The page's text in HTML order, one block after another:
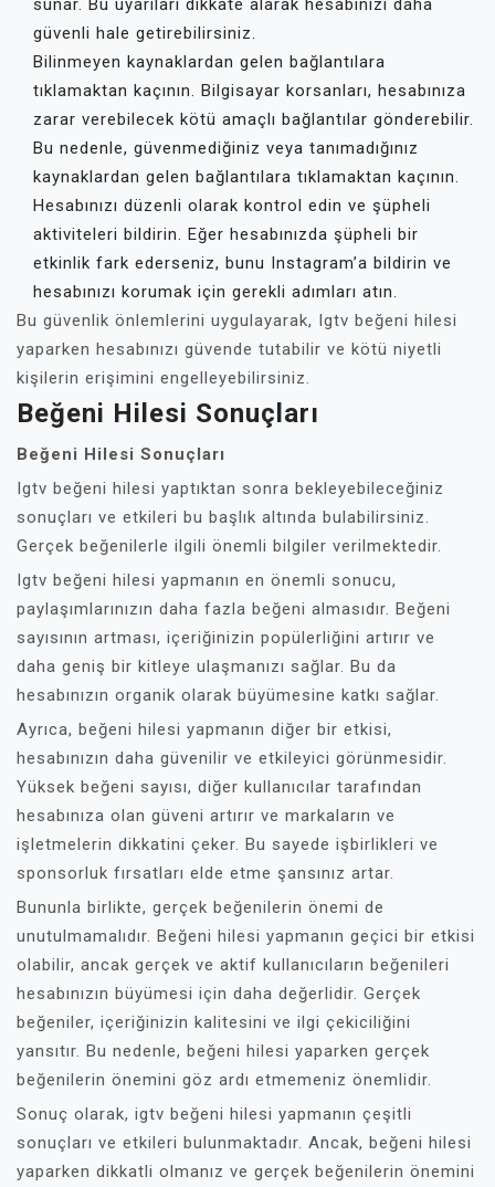
sunar. Bu uyarıları dikkate alarak hesabınızı daha
güvenli hale getirebilirsiniz.
Bilinmeyen kaynaklardan gelen bağlantılara
tıklamaktan kaçının. Bilgisayar korsanları, hesabınıza
zarar verebilecek kötü amaçlı bağlantılar gönderebilir.
Bu nedenle, güvenmediğiniz veya tanımadığınız
kaynaklardan gelen bağlantılara tıklamaktan kaçının.
Hesabınızı düzenli olarak kontrol edin ve şüpheli
aktiviteleri bildirin. Eğer hesabınızda şüpheli bir
etkinlik fark ederseniz, bunu Instagram’a bildirin ve
hesabınızı korumak için gerekli adımları atın.
Bu güvenlik önlemlerini uygulayarak, Igtv beğeni hilesi
yaparken hesabınızı güvende tutabilir ve kötü niyetli
kişilerin erişimini engelleyebilirsiniz.
Beğeni Hilesi Sonuçları
Beğeni Hilesi Sonuçları
Igtv beğeni hilesi yaptıktan sonra bekleyebileceğiniz
sonuçları ve etkileri bu başlık altında bulabilirsiniz.
Gerçek beğenilerle ilgili önemli bilgiler verilmektedir.
Igtv beğeni hilesi yapmanın en önemli sonucu,
paylaşımlarınızın daha fazla beğeni almasıdır. Beğeni
sayısının artması, içeriğinizin popülerliğini artırır ve
daha geniş bir kitleye ulaşmanızı sağlar. Bu da
hesabınızın organik olarak büyümesine katkı sağlar.
Ayrıca, beğeni hilesi yapmanın diğer bir etkisi,
hesabınızın daha güvenilir ve etkileyici görünmesidir.
Yüksek beğeni sayısı, diğer kullanıcılar tarafından
hesabınıza olan güveni artırır ve markaların ve
işletmelerin dikkatini çeker. Bu sayede işbirlikleri ve
sponsorluk fırsatları elde etme şansınız artar.
Bununla birlikte, gerçek beğenilerin önemi de
unutulmamalıdır. Beğeni hilesi yapmanın geçici bir etkisi
olabilir, ancak gerçek ve aktif kullanıcıların beğenileri
hesabınızın büyümesi için daha değerlidir. Gerçek
beğeniler, içeriğinizin kalitesini ve ilgi çekiciliğini
yansıtır. Bu nedenle, beğeni hilesi yaparken gerçek
beğenilerin önemini göz ardı etmemeniz önemlidir.
Sonuç olarak, igtv beğeni hilesi yapmanın çeşitli
sonuçları ve etkileri bulunmaktadır. Ancak, beğeni hilesi
yaparken dikkatli olmanız ve gerçek beğenilerin önemini